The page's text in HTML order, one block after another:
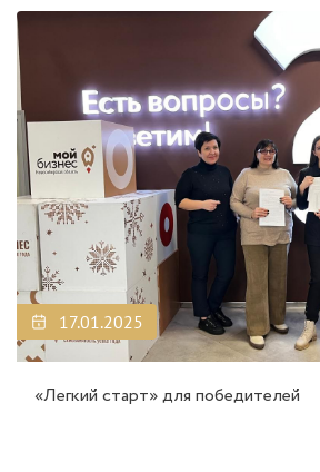
17.01.2025
«Легкий старт» для победителей